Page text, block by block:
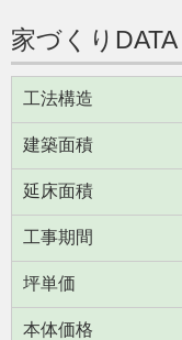
家づくりDATA
工法構造
建築面積
延床面積
工事期間
坪単価
本体価格